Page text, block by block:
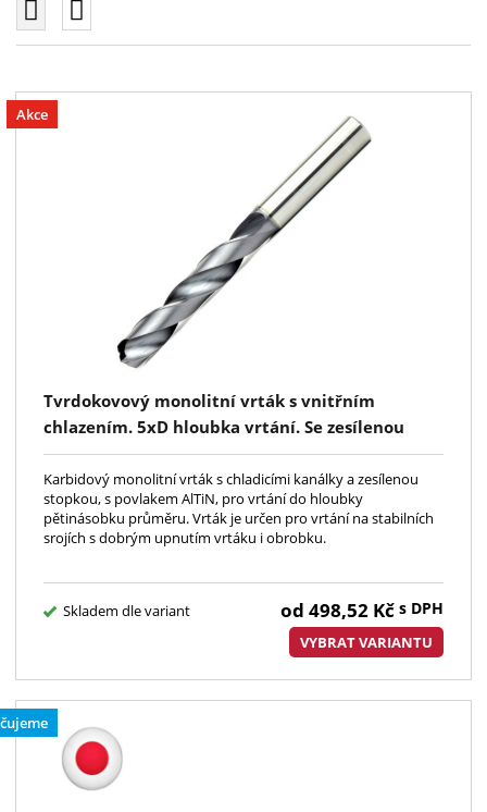
Akce
Tvrdokovový monolitní vrták s vnitřním
chlazením. 5xD hloubka vrtání. Se zesílenou
stopkou podle normy DIN6537L. Povlak AlTiN.
Pro vrtání ocelí a litin.
Karbidový monolitní vrták s chladicími kanálky a zesílenou
stopkou, s povlakem AlTiN, pro vrtání do hloubky
pětinásobku průměru. Vrták je určen pro vrtání na stabilních
srojích s dobrým upnutím vrtáku i obrobku.
Skladem dle variant od 498,52 Kč s DPH
VYBRAT VARIANTU